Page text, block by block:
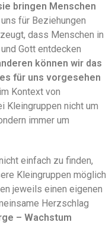
bringen Menschen
für Beziehungen
dass Menschen in
Gott entdecken
können wir das
für uns vorgesehen
Kontext von
Kleingruppen nicht um
immer um
einfach zu finden,
Kleingruppen möglich
jeweils einen eigenen
Herzschlag
– Wachstum